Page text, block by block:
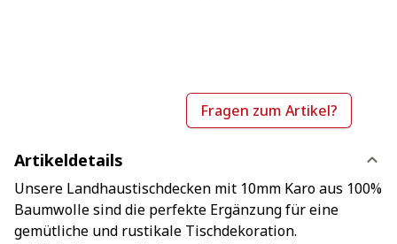
Fragen zum Artikel?
Artikeldetails
Unsere Landhaustischdecken mit 10mm Karo aus 100%
Baumwolle sind die perfekte Ergänzung für eine
gemütliche und rustikale Tischdekoration.